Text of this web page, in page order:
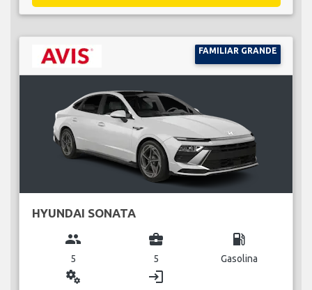
FAMILIAR GRANDE
HYUNDAI SONATA
group
5
business_center
5
local_gas_station
Gasolina
miscellaneous_services login